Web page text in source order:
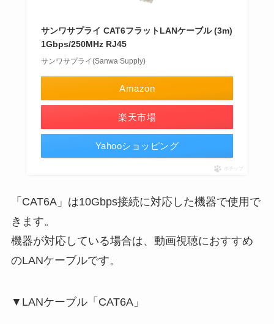
サンワサプライ CAT6フラットLANケーブル (3m)
1Gbps/250MHz RJ45
サンワサプライ(Sanwa Supply)
Amazon
楽天市場
Yahooショッピング
ポチップ
「CAT6A」は10Gbps接続に対応した機器で使用で
きます。
機器が対応している場合は、動画視聴におすすめ
のLANケーブルです。
▼LANケーブル「CAT6A」